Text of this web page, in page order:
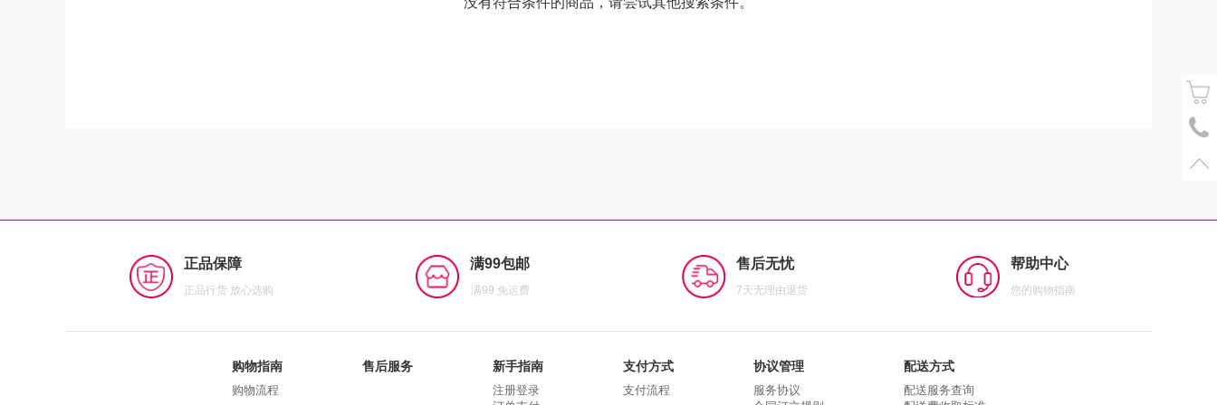
正品保障
正品行货 放心选购
满99包邮
满99 免运费
售后无忧
7天无理由退货
帮助中心
您的购物指南
购物指南
购物流程
售后服务 新手指南
注册登录
支付方式
支付流程
协议管理
服务协议
配送方式
配送服务查询